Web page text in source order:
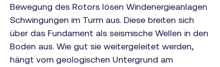
Bewegung des Rotors lösen Windenergieanlagen
Schwingungen im Turm aus. Diese breiten sich
über das Fundament als seismische Wellen in den
Boden aus. Wie gut sie weitergeleitet werden,
hängt vom geologischen Untergrund am